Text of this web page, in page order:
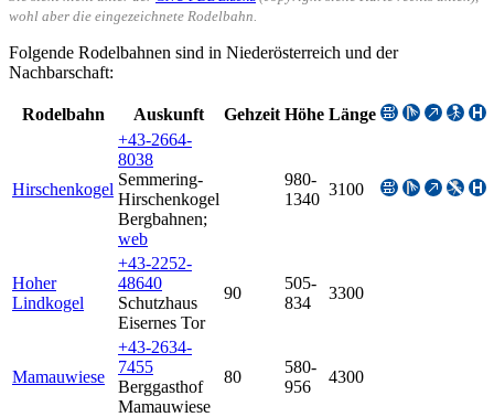
wohl aber die eingezeichnete Rodelbahn.
Folgende Rodelbahnen sind in Niederösterreich und der
Nachbarschaft:
Rodelbahn Auskunft Gehzeit Höhe Länge
Hirschenkogel
+43-2664-
8038
Semmering-
Hirschenkogel
Bergbahnen;
web
980-
1340
3100
Hoher
Lindkogel
+43-2252-
48640
Schutzhaus
Eisernes Tor
90
505-
834
3300
Mamauwiese
+43-2634-
7455
Berggasthof
Mamauwiese
80
580-
956
4300